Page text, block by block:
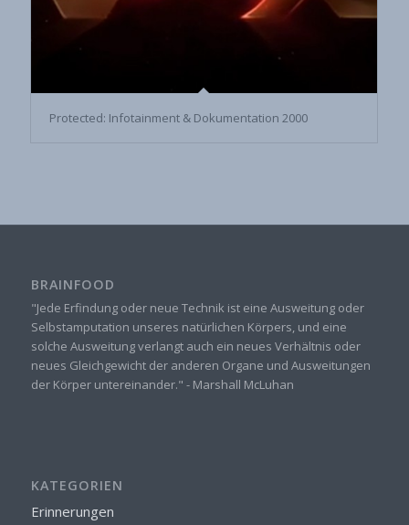
Protected: Infotainment & Dokumentation 2000
BRAINFOOD
"Jede Erfindung oder neue Technik ist eine Ausweitung oder
Selbstamputation unseres natürlichen Körpers, und eine
solche Ausweitung verlangt auch ein neues Verhältnis oder
neues Gleichgewicht der anderen Organe und Ausweitungen
der Körper untereinander." - Marshall McLuhan
KATEGORIEN
Erinnerungen